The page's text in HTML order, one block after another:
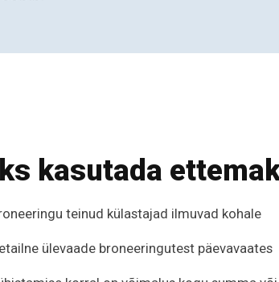
kasutada
teinud külastajad ilmuvad kohale
ülevaade broneeringutest päevavaates